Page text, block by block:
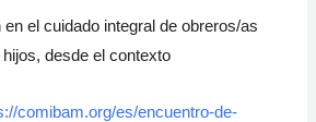
el cuidado integral de obreros/as
desde el contexto
comibam.org/es/encuentro-de-